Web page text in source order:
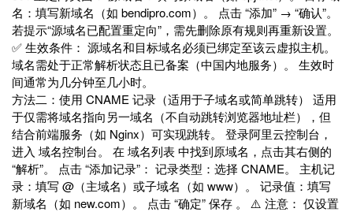
名‌：填写新域名（如 bendipro.com）。 点击 ‌“添加”‌ → ‌“确认”‌。
若提示“源域名已配置重定向”，需先删除原有规则再重新设置‌。
✅ ‌生效条件‌： 源域名和目标域名必须已绑定至该云虚拟主机。
域名需处于正常解析状态且已备案（中国内地服务）‌。 生效时
间通常为几分钟至几小时。
‌方法二：使用 CNAME 记录（适用于子域名或简单跳转）‌ 适用
于‌仅需将域名指向另一域名‌（不自动跳转浏览器地址栏），但
结合前端服务（如 Nginx）可实现跳转。 ‌登录阿里云控制台‌，
进入 域名控制台。 在 ‌域名列表‌ 中找到原域名，点击其右侧的
‌“解析”‌。 点击 ‌“添加记录”‌： ‌记录类型‌：选择 CNAME。 ‌主机记
录‌：填写 @（主域名）或子域名（如 www）。 ‌记录值‌：填写
新域名（如 new.com）。 点击 ‌“确定”‌ 保存‌ 。 ⚠️ ‌注意‌： 仅设置